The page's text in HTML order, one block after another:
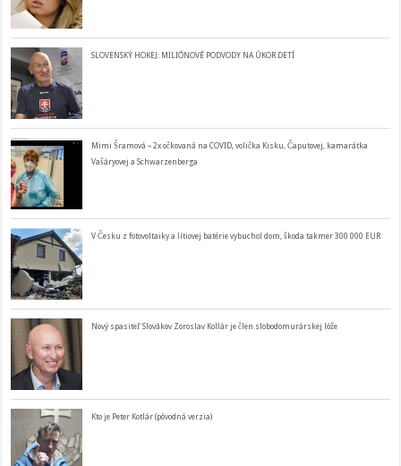
SLOVENSKÝ HOKEJ: MILIÓNOVÉ PODVODY NA ÚKOR DETÍ
Mimi Šramová – 2x očkovaná na COVID, volička Kisku, Čaputovej, kamarátka
Vašáryovej a Schwarzenberga
V Česku z fotovoltaiky a lítiovej batérie vybuchol dom, škoda takmer 300 000 EUR
Nový spasiteľ Slovákov Zoroslav Kollár je člen slobodomurárskej lóže
Kto je Peter Kotlár (pôvodná verzia)